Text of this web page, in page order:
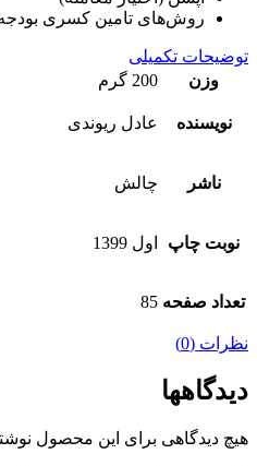
روش‌های تامین کسری
توضیحات تکمیلی
وزن
200 گرم
نویسنده عادل ریوندی
ناشر چالش
نوبت چاپ اول 1399
تعداد صفحه 85
نظرات (0)
دیدگاهها
هیچ دیدگاهی برای این محصول